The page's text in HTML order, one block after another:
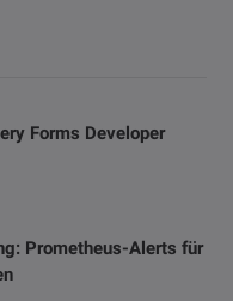
Forms Developer
Prometheus-Alerts für